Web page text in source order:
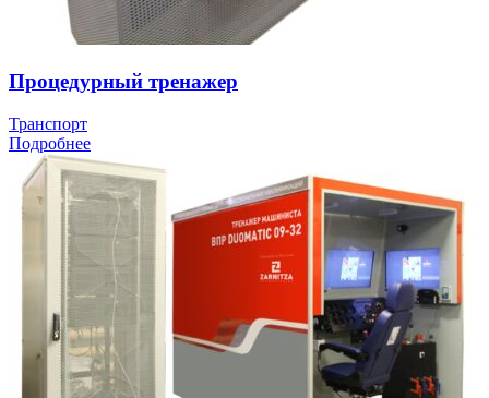
Процедурный тренажер
Транспорт
Подробнее